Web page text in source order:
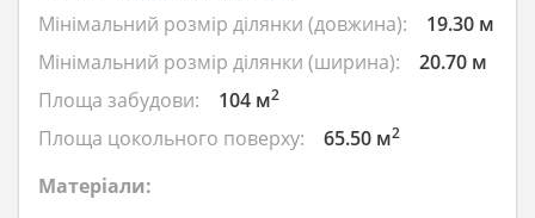
Мінімальний розмір ділянки (довжина):
19.30 м
Мінімальний розмір ділянки (ширина):
20.70 м
Площа забудови:
104 м2
Площа цокольного поверху: 65.50 м2
Матеріали: